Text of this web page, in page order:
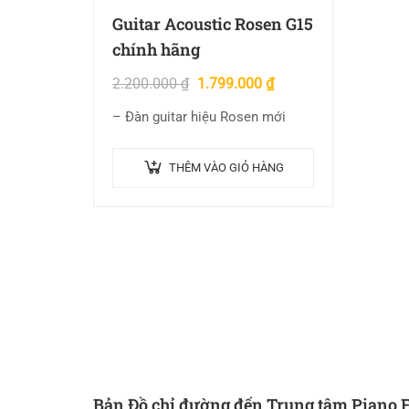
Guitar Acoustic Rosen G15
chính hãng
2.200.000₫ 1.799.000 ₫
– Đàn guitar hiệu Rosen mới
THÊM VÀO GIỎ HÀNG
Bản Đồ chỉ đường đến Trung tâm Piano